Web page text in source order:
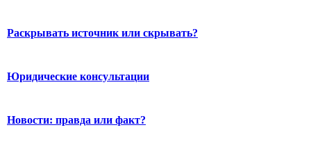
Раскрывать источник или скрывать?
Юридические консультации
Новости: правда или факт?